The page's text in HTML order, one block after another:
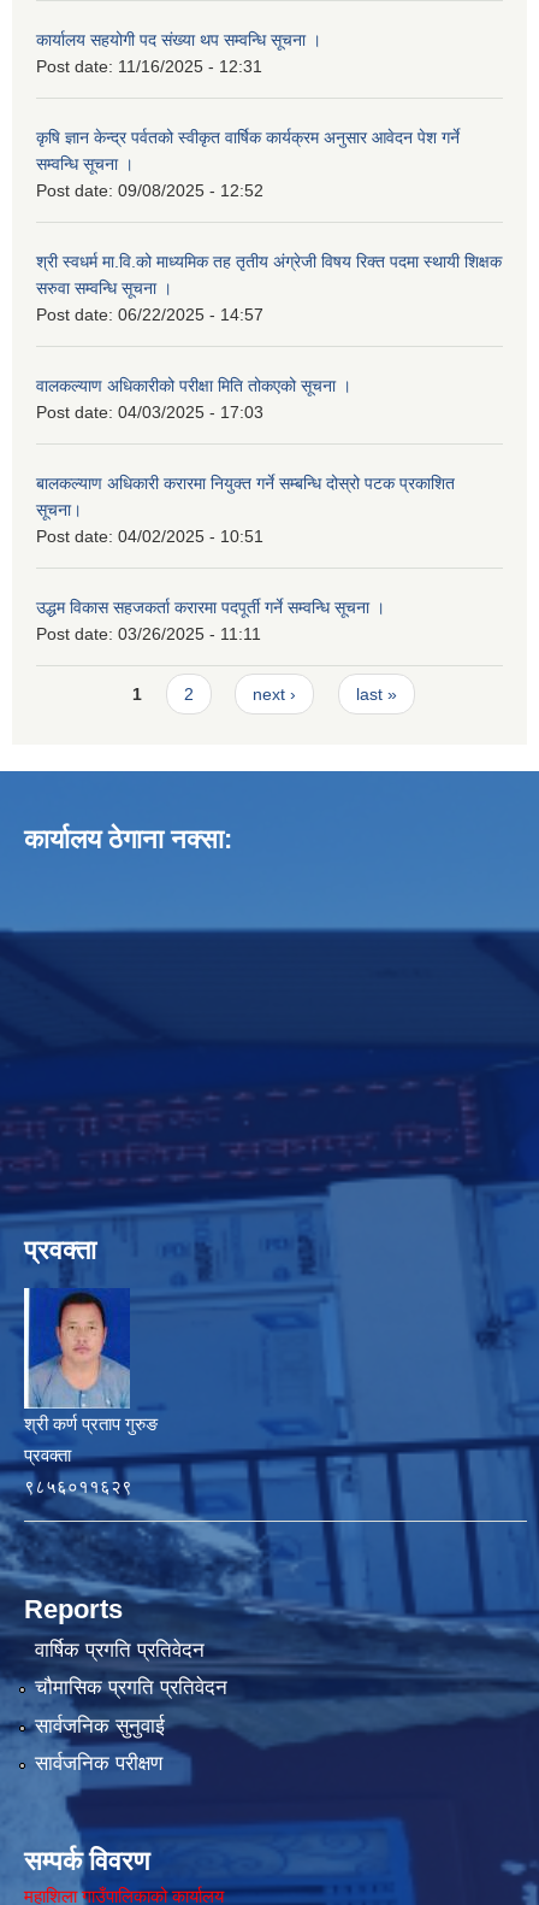
कार्यालय सहयोगी पद संख्या थप सम्वन्धि सूचना ।
Post date: 11/16/2025 - 12:31
कृषि ज्ञान केन्द्र पर्वतको स्वीकृत वार्षिक कार्यक्रम अनुसार आवेदन पेश गर्ने
सम्वन्धि सूचना ।
Post date: 09/08/2025 - 12:52
श्री स्वधर्म मा.वि.को माध्यमिक तह तृतीय अंग्रेजी विषय रिक्त पदमा स्थायी शिक्षक
सरुवा सम्वन्धि सूचना ।
Post date: 06/22/2025 - 14:57
वालकल्याण अधिकारीको परीक्षा मिति तोकएको सूचना ।
Post date: 04/03/2025 - 17:03
बालकल्याण अधिकारी करारमा नियुक्त गर्ने सम्बन्धि दोस्रो पटक प्रकाशित
सूचना।
Post date: 04/02/2025 - 10:51
उद्धम विकास सहजकर्ता करारमा पदपूर्ती गर्ने सम्वन्धि सूचना ।
Post date: 03/26/2025 - 11:11
Pages1 2 next › last »
कार्यालय ठेगाना नक्सा:
प्रवक्ता
श्री कर्ण प्रताप गुरुङ
प्रवक्ता
९८५६०११६२९
Reports
वार्षिक प्रगति प्रतिवेदन
चौमासिक प्रगति प्रतिवेदन
सार्वजनिक सुनुवाई
सार्वजनिक परीक्षण
सम्पर्क विवरण
महाशिला गाउँपालिकाको कार्यालय